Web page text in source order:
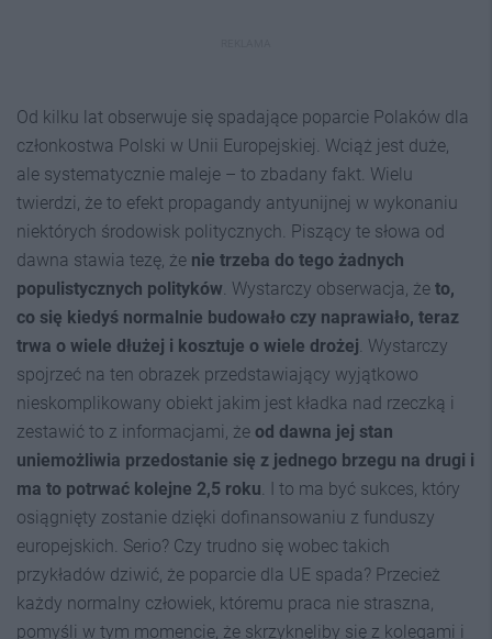
Od kilku lat obserwuje się spadające poparcie Polaków dla
członkostwa Polski w Unii Europejskiej. Wciąż jest duże,
ale systematycznie maleje – to zbadany fakt. Wielu
twierdzi, że to efekt propagandy antyunijnej w wykonaniu
niektórych środowisk politycznych. Piszący te słowa od
dawna stawia tezę, że nie trzeba do tego żadnych
populistycznych polityków. Wystarczy obserwacja, że to,
co się kiedyś normalnie budowało czy naprawiało, teraz
trwa o wiele dłużej i kosztuje o wiele drożej. Wystarczy
spojrzeć na ten obrazek przedstawiający wyjątkowo
nieskomplikowany obiekt jakim jest kładka nad rzeczką i
zestawić to z informacjami, że od dawna jej stan
uniemożliwia przedostanie się z jednego brzegu na drugi i
ma to potrwać kolejne 2,5 roku. I to ma być sukces, który
osiągnięty zostanie dzięki dofinansowaniu z funduszy
europejskich. Serio? Czy trudno się wobec takich
przykładów dziwić, że poparcie dla UE spada? Przecież
każdy normalny człowiek, któremu praca nie straszna,
pomyśli w tym momencie, że skrzyknęliby się z kolegami i